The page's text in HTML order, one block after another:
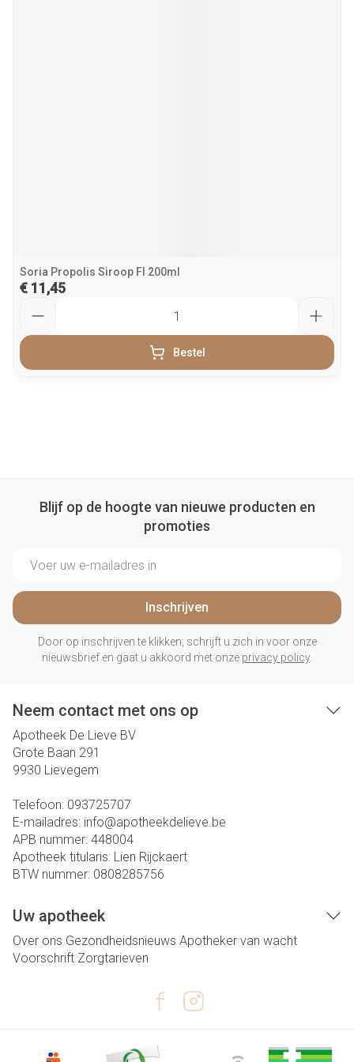
Soria Propolis Siroop Fl 200ml
€ 11,45
Bestel
Blijf op de hoogte van nieuwe producten en
promoties
Inschrijven
Door op inschrijven te klikken, schrijft u zich in voor onze
nieuwsbrief en gaat u akkoord met onze privacy policy.
Neem contact met ons op
Apotheek De Lieve BV
Grote Baan 291
9930 Lievegem
Telefoon: 093725707
E-mailadres: info@apotheekdelieve.be
APB nummer: 448004
Apotheek titularis: Lien Rijckaert
BTW nummer: 0808285756
Uw apotheek
Over ons Gezondheidsnieuws Apotheker van wacht
Voorschrift Zorgtarieven